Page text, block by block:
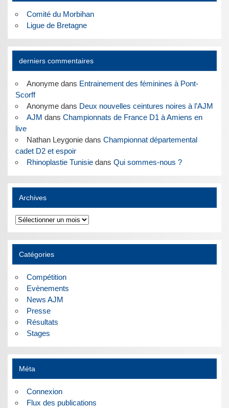
Comité du Morbihan
Ligue de Bretagne
derniers commentaires
Anonymedans Entrainement des féminines à Pont-
Scorff
Anonymedans Deux nouvelles ceintures noires à l’AJM
AJM dans Championnats de France D1 à Amiens en
live
Nathan Leygoniedans Championnat départemental
cadet D2 et espoir
Rhinoplastie Tunisiedans Qui sommes-nous ?
Archives
Archives
Catégories
Compétition
Evènements
News AJM
Presse
Résultats
Stages
Méta
Connexion
Flux des publications